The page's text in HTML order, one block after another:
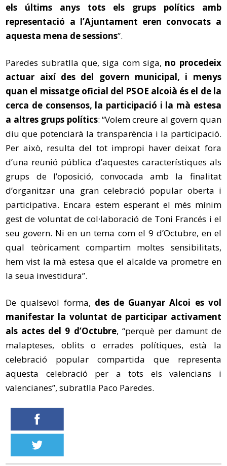
els últims anys tots els grups polítics amb
representació a l’Ajuntament eren convocats a
aquesta mena de sessions”.
Paredes subratlla que, siga com siga, no procedeix
actuar així des del govern municipal, i menys
quan el missatge oficial del PSOE alcoià és el de la
cerca de consensos, la participació i la mà estesa
a altres grups polítics: “Volem creure al govern quan
diu que potenciarà la transparència i la participació.
Per això, resulta del tot impropi haver deixat fora
d’una reunió pública d’aquestes característiques als
grups de l’oposició, convocada amb la finalitat
d’organitzar una gran celebració popular oberta i
participativa. Encara estem esperant el més mínim
gest de voluntat de col·laboració de Toni Francés i el
seu govern. Ni en un tema com el 9 d’Octubre, en el
qual teòricament compartim moltes sensibilitats,
hem vist la mà estesa que el alcalde va prometre en
la seua investidura”.
De qualsevol forma, des de Guanyar Alcoi es vol
manifestar la voluntat de participar activament
als actes del 9 d’Octubre, “perquè per damunt de
malapteses, oblits o errades polítiques, està la
celebració popular compartida que representa
aquesta celebració per a tots els valencians i
valencianes”, subratlla Paco Paredes.